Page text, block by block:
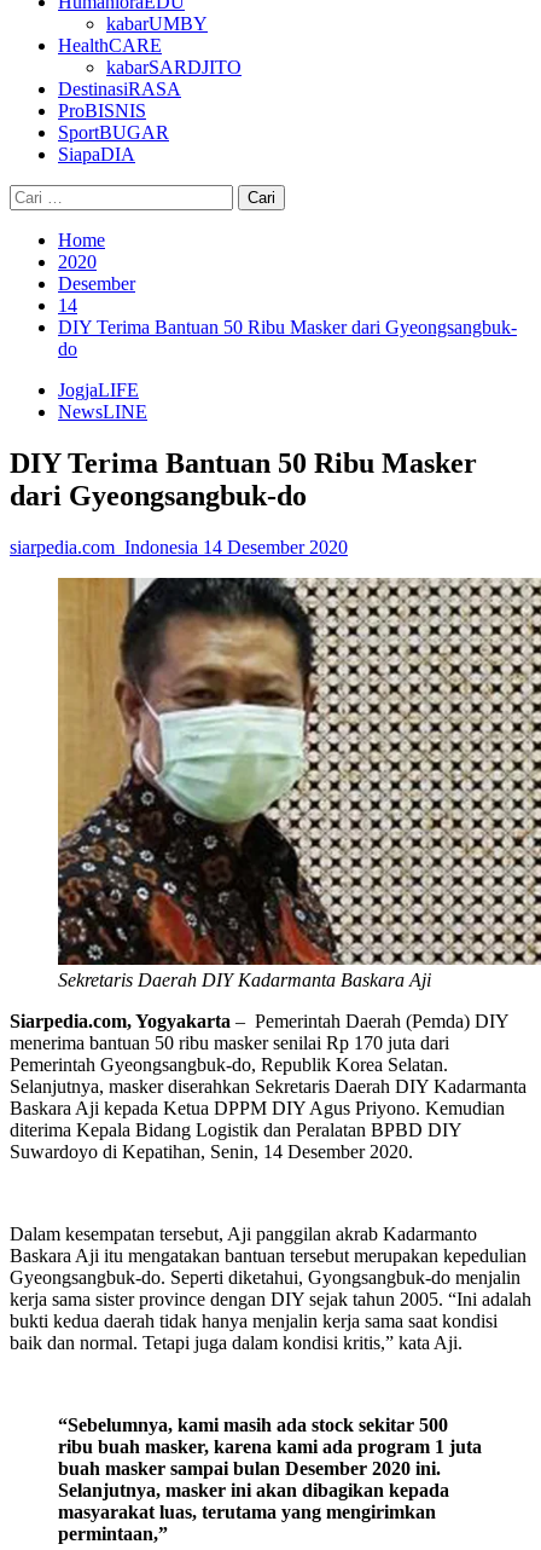
kabarUMBY
HealthCARE
kabarSARDJITO
DestinasiRASA
ProBISNIS
SportBUGAR
SiapaDIA
Cari
untuk:
Home
2020
Desember
14
DIY Terima Bantuan 50 Ribu Masker dari Gyeongsangbuk-
do
JogjaLIFE
NewsLINE
DIY Terima Bantuan 50 Ribu Masker
dari Gyeongsangbuk-do
siarpedia.com_Indonesia 14 Desember 2020
Sekretaris Daerah DIY Kadarmanta Baskara Aji
Siarpedia.com, Yogyakarta – Pemerintah Daerah (Pemda) DIY
menerima bantuan 50 ribu masker senilai Rp 170 juta dari
Pemerintah Gyeongsangbuk-do, Republik Korea Selatan.
Selanjutnya, masker diserahkan Sekretaris Daerah DIY Kadarmanta
Baskara Aji kepada Ketua DPPM DIY Agus Priyono. Kemudian
diterima Kepala Bidang Logistik dan Peralatan BPBD DIY
Suwardoyo di Kepatihan, Senin, 14 Desember 2020.
Dalam kesempatan tersebut, Aji panggilan akrab Kadarmanto
Baskara Aji itu mengatakan bantuan tersebut merupakan kepedulian
Gyeongsangbuk-do. Seperti diketahui, Gyongsangbuk-do menjalin
kerja sama sister province dengan DIY sejak tahun 2005. “Ini adalah
bukti kedua daerah tidak hanya menjalin kerja sama saat kondisi
baik dan normal. Tetapi juga dalam kondisi kritis,” kata Aji.
“Sebelumnya, kami masih ada stock sekitar 500
ribu buah masker, karena kami ada program 1 juta
buah masker sampai bulan Desember 2020 ini.
Selanjutnya, masker ini akan dibagikan kepada
masyarakat luas, terutama yang mengirimkan
permintaan,”